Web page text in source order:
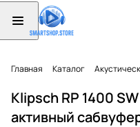
Главная Каталог
Klipsch RP 1400 SW
активный